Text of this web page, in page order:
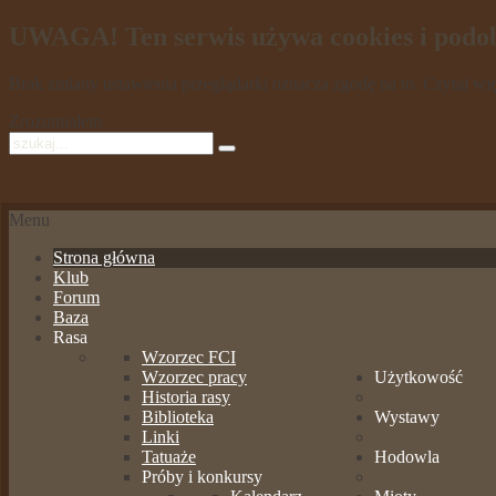
UWAGA! Ten serwis używa cookies i
Brak zmiany ustawienia przeglądarki oznacza zgodę na to. Czytaj
Zrozumiałem
Menu
Strona główna
Klub
Forum
Baza
Rasa
Wzorzec FCI
Wzorzec pracy
Historia rasy
Biblioteka
Linki
Tatuaże
Użytkowość
Próby i konkursy
Wystawy
Hodowla